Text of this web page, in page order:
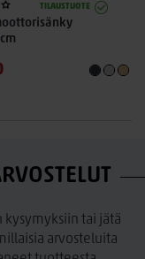
TILAUSTUOTE
kysymyksiin tai jätä
arvosteluita